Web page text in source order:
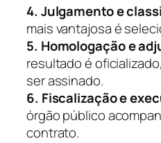
4. Julgamento e
mais vantajosa é
5. Homologação e
resultado é
ser assinado.
6. Fiscalização e
órgão público
contrato.